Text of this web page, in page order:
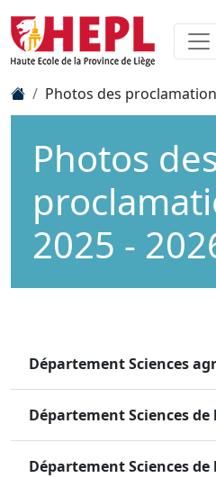
Photos des
Photos
2025 -
Département Sciences
Département Sciences
Département Sciences de